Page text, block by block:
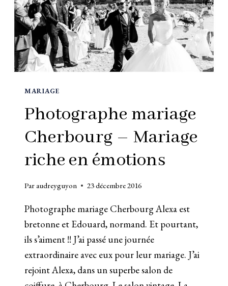
MARIAGE
Photographe mariage
Cherbourg – Mariage
riche en émotions
Paraudreyguyon 23 décembre 2016
Photographe mariage Cherbourg Alexa est
bretonne et Edouard, normand. Et pourtant,
ils s’aiment !! J’ai passé une journée
extraordinaire avec eux pour leur mariage. J’ai
rejoint Alexa, dans un superbe salon de